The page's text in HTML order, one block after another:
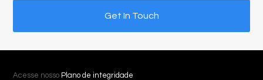
Get In Touch
Acesse nosso Plano de integridade